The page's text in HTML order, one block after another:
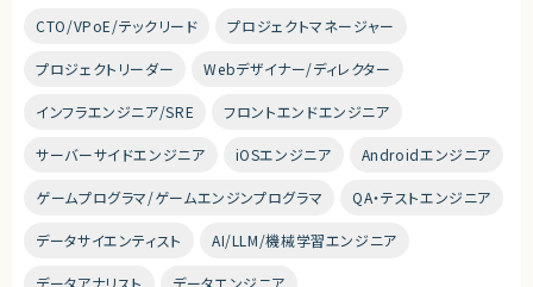
CTO/VPoE/テックリード プロジェクトマネージャー
プロジェクトリーダー Webデザイナー/ディレクター
インフラエンジニア/SRE フロントエンドエンジニア
サーバーサイドエンジニア iOSエンジニア Androidエンジニア
ゲームプログラマ/ゲームエンジンプログラマ QA・テストエンジニア
データサイエンティスト AI/LLM/機械学習エンジニア
データアナリスト データエンジニア